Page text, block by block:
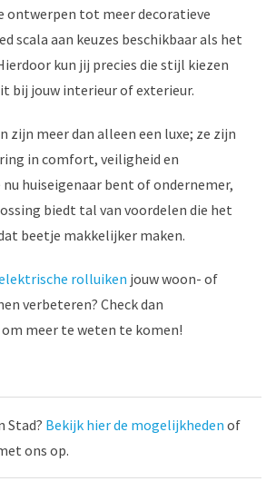
ontwerpen tot meer decoratieve
scala aan keuzes beschikbaar als het
kun jij precies die stijl kiezen
bij jouw interieur of exterieur.
zijn meer dan alleen een luxe; ze zijn
in comfort, veiligheid en
nu huiseigenaar bent of ondernemer,
biedt tal van voordelen die het
beetje makkelijker maken.
rolluiken jouw woon- of
verbeteren? Check dan
meer te weten te komen!
Stad? Bekijk hier de mogelijkheden of
ons op.